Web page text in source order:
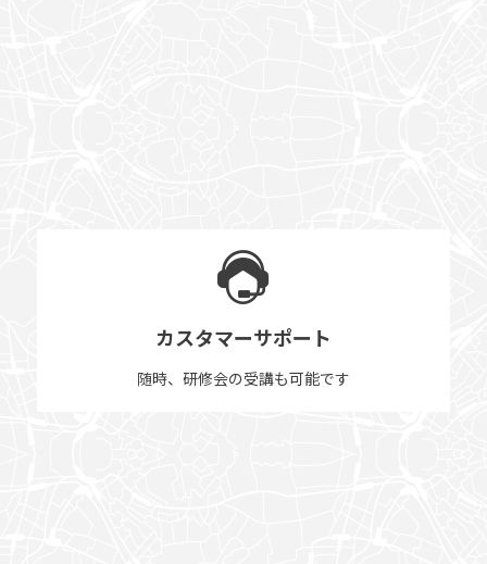
カスタマーサポート
随時、研修会の受講も可能です